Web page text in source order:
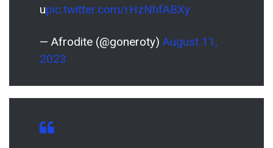
upic.twitter.com/rHzNhfABXy
— Afrodite (@goneroty) August 11,
2023